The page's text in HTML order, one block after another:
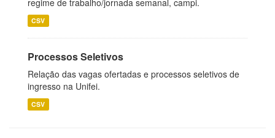
regime de trabalho/jornada semanal, campi.
CSV
Processos Seletivos
Relação das vagas ofertadas e processos seletivos de
ingresso na Unifei.
CSV